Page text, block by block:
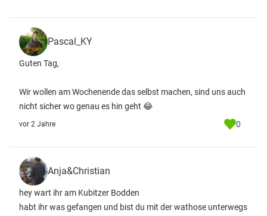
Pascal_KY
Guten Tag,
Wir wollen am Wochenende das selbst machen, sind uns auch
nicht sicher wo genau es hin geht 😂
vor 2 Jahre 0
Anja&Christian
hey wart ihr am Kubitzer Bodden
habt ihr was gefangen und bist du mit der wathose unterwegs